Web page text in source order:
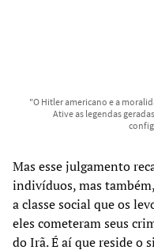
"O Hitler americano e a
Ative as legendas
Mas esse julgamento
indivíduos, mas
a classe social que os
eles cometeram seus
do Irã. É aí que reside o